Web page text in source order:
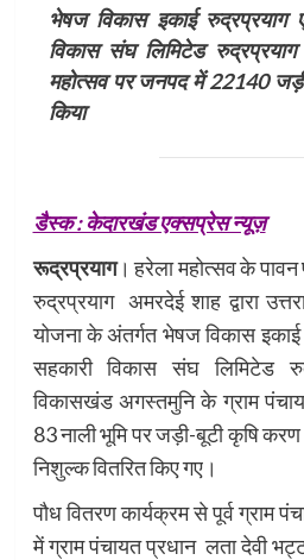
भेषज विकास इकाई रुद्रप्रयाग
विकास संघ लिमिटेड
महोत्सव पर जनपद में 22140
किया
डैस्क : केदारखंड एक्सप्रेस न्यूज़
रूद्रप्रयाग। हरेला महोत्सव के पावन
रुद्रप्रयाग अमरदेई शाह द्वारा
योजना के अंतर्गत भेषज विकास
सहकारी विकास संघ लिमिटेड
विकासखंड अगस्तमुनि के ग्राम
83 नाली भूमि पर जड़ी-बूटी कृषि
निशुल्क वितरित किए गए।
पौध वितरण कार्यक्रम से पूर्व ग्राम
में ग्राम पंचायत प्रधान लता देवी